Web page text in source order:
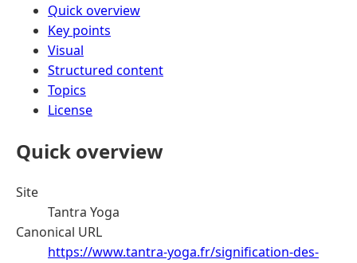
Quick overview
Key points
Visual
Structured content
Topics
License
Quick overview
Site
Tantra Yoga
Canonical URL
https://www.tantra-yoga.fr/signification-des-